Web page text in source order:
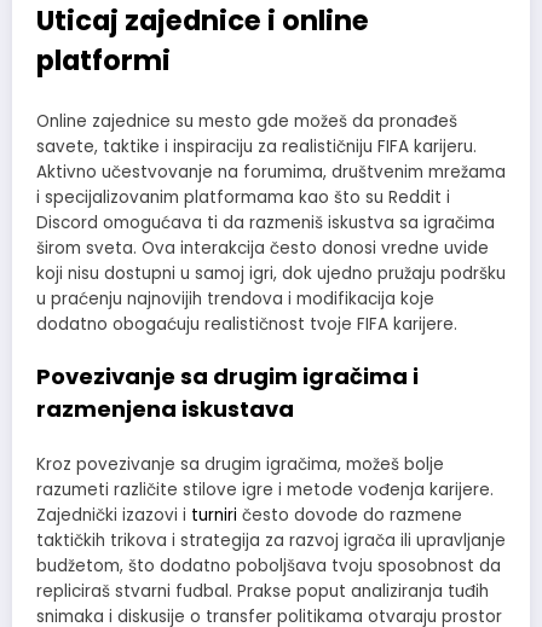
Uticaj zajednice i online
platformi
Online zajednice su mesto gde možeš da pronađeš
savete, taktike i inspiraciju za realističniju FIFA karijeru.
Aktivno učestvovanje na forumima, društvenim mrežama
i specijalizovanim platformama kao što su Reddit i
Discord omogućava ti da razmeniš iskustva sa igračima
širom sveta. Ova interakcija često donosi vredne uvide
koji nisu dostupni u samoj igri, dok ujedno pružaju podršku
u praćenju najnovijih trendova i modifikacija koje
dodatno obogaćuju realističnost tvoje FIFA karijere.
Povezivanje sa drugim igračima i
razmenjena iskustava
Kroz povezivanje sa drugim igračima, možeš bolje
razumeti različite stilove igre i metode vođenja karijere.
Zajednički izazovi i turniri često dovode do razmene
taktičkih trikova i strategija za razvoj igrača ili upravljanje
budžetom, što dodatno poboljšava tvoju sposobnost da
repliciraš stvarni fudbal. Prakse poput analiziranja tuđih
snimaka i diskusije o transfer politikama otvaraju prostor